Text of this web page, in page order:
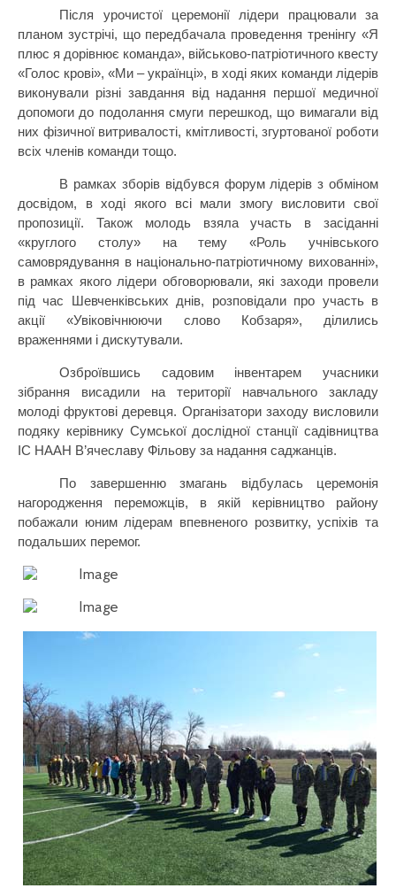
Після урочистої церемонії лідери працювали за
планом зустрічі, що передбачала проведення тренінгу «Я
плюс я дорівнює команда», військово-патріотичного квесту
«Голос крові», «Ми – українці», в ході яких команди лідерів
виконували різні завдання від надання першої медичної
допомоги до подолання смуги перешкод, що вимагали від
них фізичної витривалості, кмітливості, згуртованої роботи
всіх членів команди тощо.
В рамках зборів відбувся форум лідерів з обміном
досвідом, в ході якого всі мали змогу висловити свої
пропозиції. Також молодь взяла участь в засіданні
«круглого столу» на тему «Роль учнівського
самоврядування в національно-патріотичному вихованні»,
в рамках якого лідери обговорювали, які заходи провели
під час Шевченківських днів, розповідали про участь в
акції «Увіковічнюючи слово Кобзаря», ділились
враженнями і дискутували.
Озброївшись садовим інвентарем учасники
зібрання висадили на території навчального закладу
молоді фруктові деревця. Організатори заходу висловили
подяку керівнику Сумської дослідної станції садівництва
ІС НААН В’ячеславу Фільову за надання саджанців.
По завершенню змагань відбулась церемонія
нагородження переможців, в якій керівництво району
побажали юним лідерам впевненого розвитку, успіхів та
подальших перемог.